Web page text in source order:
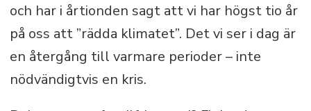
och har i årtionden sagt att vi har högst tio år
på oss att ”rädda klimatet”. Det vi ser i dag är
en återgång till varmare perioder – inte
nödvändigtvis en kris.